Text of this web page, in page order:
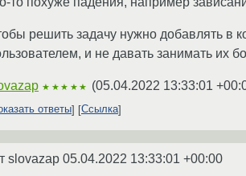
решить задачу нужно добавлять в
и не давать занимать их
★★★★★ (05.04.2022 13:33:01
ответы Ссылка
slovazap 05.04.2022 13:33:01 +00:00